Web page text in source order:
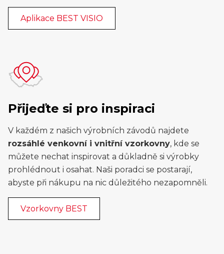
Aplikace BEST VISIO
Přijeďte si pro inspiraci
V každém z našich výrobních závodů najdete
rozsáhlé venkovní i vnitřní vzorkovny, kde se
můžete nechat inspirovat a důkladně si výrobky
prohlédnout i osahat. Naši poradci se postarají,
abyste při nákupu na nic důležitého nezapomněli.
Vzorkovny BEST